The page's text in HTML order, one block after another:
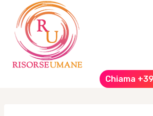
Salta
contenuto
Chiama